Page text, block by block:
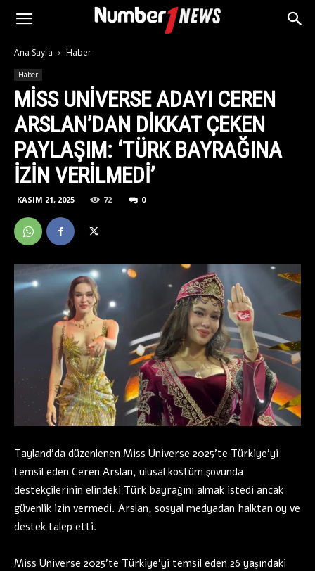
Ana Sayfa Haber
Haber
MISS UNIVERSE ADAYI CEREN
ARSLAN’DAN DIKKAT ÇEKEN
PAYLAŞIM: ‘TÜRK BAYRAĞINA
IZIN VERILMEDI’
KASIM 21, 2025 72 0
Tayland’da düzenlenen Miss Universe 2025’te Türkiye’yi
temsil eden Ceren Arslan, ulusal kostüm şovunda
destekçilerinin elindeki Türk bayrağını almak istedi ancak
güvenlik izin vermedi. Arslan, sosyal medyadan halktan oy ve
destek talep etti.
Miss Universe 2025’te Türkiye’yi temsil eden 26 yaşındaki